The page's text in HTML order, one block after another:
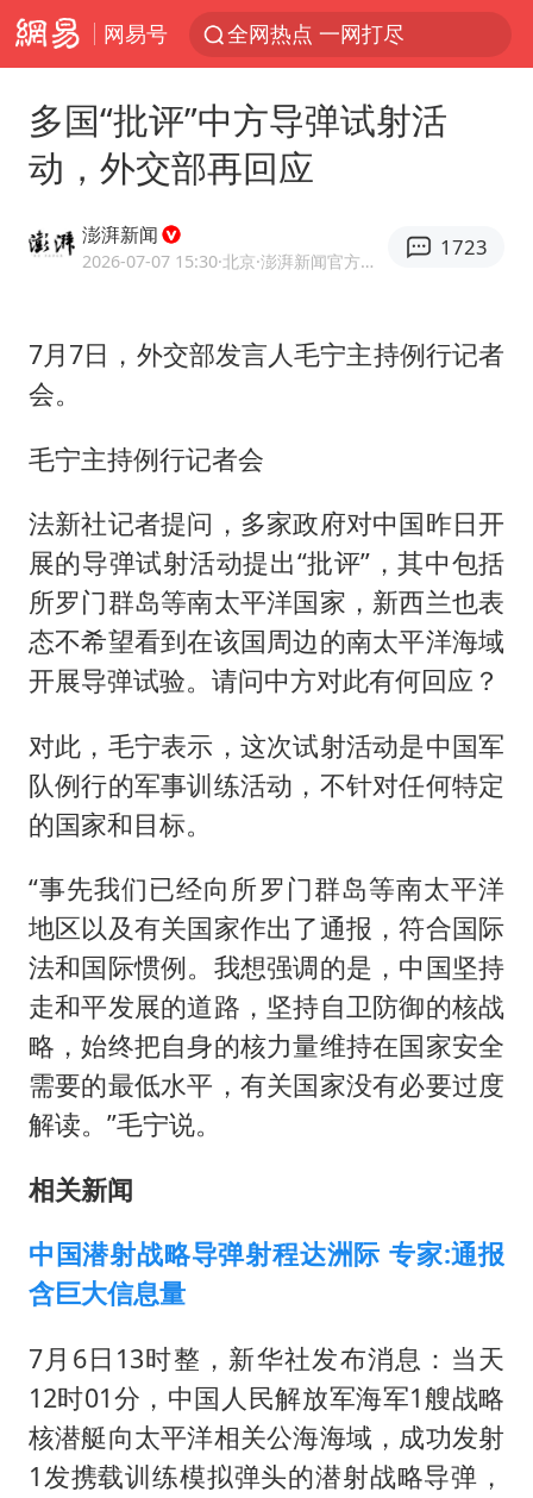
网易号 全网热点 一网打尽
多国“批评”中方导弹试射活
动，外交部再回应
澎湃新闻
2026-07-07 15:30·北京 ·澎湃新闻官方网易号
1723
7月7日，外交部发言人毛宁主持例行记者
会。
毛宁主持例行记者会
法新社记者提问，多家政府对中国昨日开
展的导弹试射活动提出“批评”，其中包括
所罗门群岛等南太平洋国家，新西兰也表
态不希望看到在该国周边的南太平洋海域
开展导弹试验。请问中方对此有何回应？
对此，毛宁表示，这次试射活动是中国军
队例行的军事训练活动，不针对任何特定
的国家和目标。
“事先我们已经向所罗门群岛等南太平洋
地区以及有关国家作出了通报，符合国际
法和国际惯例。我想强调的是，中国坚持
走和平发展的道路，坚持自卫防御的核战
略，始终把自身的核力量维持在国家安全
需要的最低水平，有关国家没有必要过度
解读。”毛宁说。
相关新闻
中国潜射战略导弹射程达洲际 专家:通报
含巨大信息量
7月6日13时整，新华社发布消息：当天
12时01分，中国人民解放军海军1艘战略
核潜艇向太平洋相关公海海域，成功发射
1发携载训练模拟弹头的潜射战略导弹，